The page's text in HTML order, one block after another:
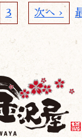
3 次へ ›